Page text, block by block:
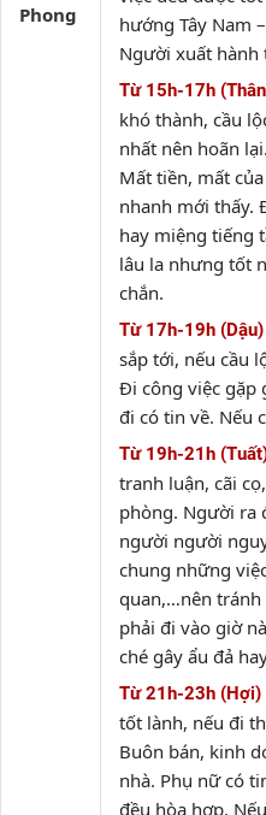
Phong
hướng Tây Nam
Người xuất hành
Từ 15h-17h
khó thành, cầu
nhất nên hoãn
Mất tiền, mất
nhanh mới thấy.
hay miệng tiếng
lâu la nhưng tốt
chắn.
Từ 17h-19h
sắp tới, nếu cầu
Đi công việc gặp
đi có tin về. Nếu
Từ 19h-21h
tranh luận, cãi
phòng. Người ra
người người
chung những
quan,…nên tránh
phải đi vào giờ
ché gây ẩu đả
Từ 21h-23h
tốt lành, nếu đi
Buôn bán, kinh
nhà. Phụ nữ có
đều hòa hợp.